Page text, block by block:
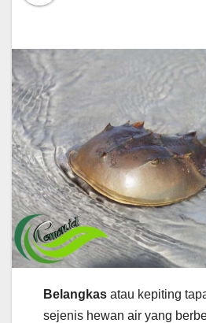
Belangkas atau kepiting
sejenis hewan air yang